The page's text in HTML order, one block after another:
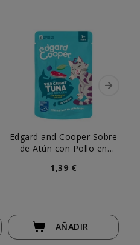
Edgard and Cooper Sobre
de Atún con Pollo en
1,39 €
AÑADIR